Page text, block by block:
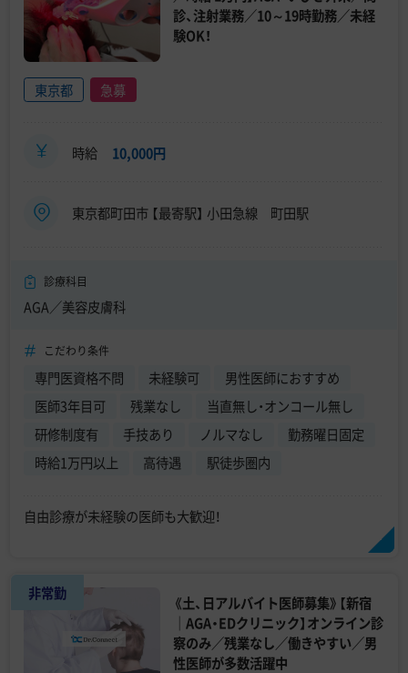
診、注射業務／10～19時勤務／未経
験OK！
東京都 急募
時給 10,000円
東京都町田市 【最寄駅】 小田急線 町田駅
診療科目
AGA／美容皮膚科
こだわり条件
専門医資格不問 未経験可
男性医師におすすめ
医師3年目可
残業なし
当直無し・オンコール無し
研修制度有
手技あり ノルマなし
勤務曜日固定
時給1万円以上
高待遇 駅徒歩圏内
自由診療が未経験の医師も大歓迎！
非常勤
《土、日アルバイト医師募集》【新宿
｜AGA・EDクリニック】オンライン診
察のみ／残業なし／働きやすい／男
性医師が多数活躍中